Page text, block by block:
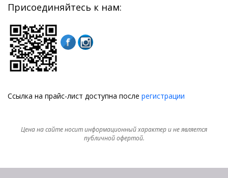
Присоединяйтесь к нам:
Ссылка на прайс-лист доступна после регистрации
Цена на сайте носит информационный характер и не является
публичной офертой.